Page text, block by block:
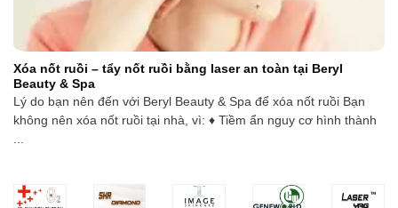
Xóa nốt ruồi – tẩy nốt ruồi bằng laser an toàn tại Beryl
Beauty & Spa
Lý do bạn nên đến với Beryl Beauty & Spa để xóa nốt ruồi Bạn
không nên xóa nốt ruồi tại nhà, vì: ♦ Tiềm ẩn nguy cơ hình thành
...